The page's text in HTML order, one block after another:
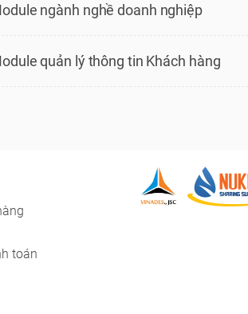
ngành nghề doanh nghiệp
quản lý thông tin Khách hàng
toán